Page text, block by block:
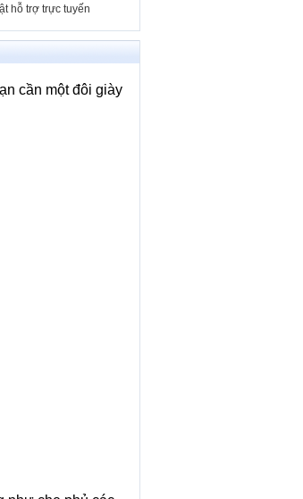
hỗ trợ trực tuyến
cần một đôi giày